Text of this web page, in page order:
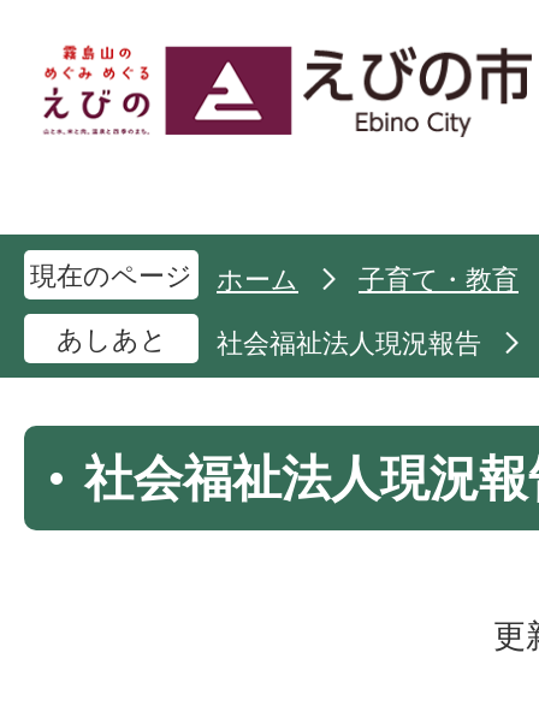
現在のページ ホーム
子育て・教育
あしあと
社会福祉法人現況報告
社会福祉法人現況
更